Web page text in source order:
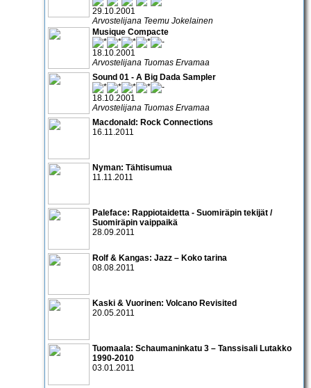
29.10.2001
Arvostelijana Teemu Jokelainen
Musique Compacte
18.10.2001
Arvostelijana Tuomas Ervamaa
Sound 01 - A Big Dada Sampler
18.10.2001
Arvostelijana Tuomas Ervamaa
Macdonald: Rock Connections
16.11.2011
Nyman: Tähtisumua
11.11.2011
Paleface: Rappiotaidetta - Suomiräpin tekijät /
Suomiräpin vaippaikä
28.09.2011
Rolf & Kangas: Jazz – Koko tarina
08.08.2011
Kaski & Vuorinen: Volcano Revisited
20.05.2011
Tuomaala: Schaumaninkatu 3 – Tanssisali Lutakko
1990­-2010
03.01.2011